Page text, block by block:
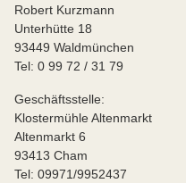
Robert Kurzmann
Unterhütte 18
93449 Waldmünchen
Tel: 0 99 72 / 31 79
Geschäftsstelle:
Klostermühle Altenmarkt
Altenmarkt 6
93413 Cham
Tel: 09971/9952437